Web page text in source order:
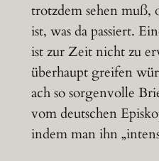
trotzdem sehen muß,
ist, was da passiert.
ist zur Zeit nicht zu
überhaupt greifen
ach so sorgenvolle
vom deutschen
indem man ihn